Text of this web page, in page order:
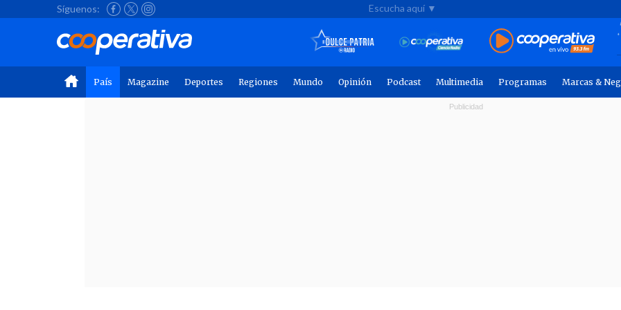
Síguenos: Escucha aquí ▼
País Magazine Deportes Regiones Mundo Opinión Podcast Multimedia Programas Marcas &